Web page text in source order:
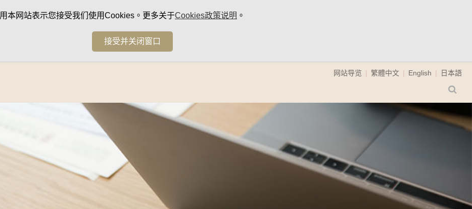
本网站表示您接受我们使用Cookies。更多关于Cookies政策说明 。
接受并关闭窗口
网站导览 繁體中文 English 日本語